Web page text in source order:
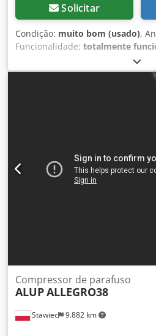
Solicitar
Condição: muito bom (usado),
Funcionalidade: totalmente
parafuso ALUP SCK100, máquina
calor, revisada. Dados técnicos:
motor: 75 kW; Dcodpfozmulfox
Stawiec 9.882 km
Compressor de parafuso
ALUPALLEGRO38